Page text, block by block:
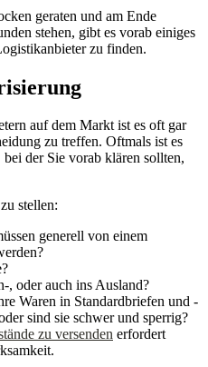
geraten und am Ende
stehen, gibt es vorab einiges
zu finden.
auf dem Markt ist es oft gar
zu treffen. Oftmals ist es
der Sie vorab klären sollten,
stellen:
generell von einem
, oder auch ins Ausland?
Waren in Standardbriefen und -
sind sie schwer und sperrig?
zu versenden erfordert